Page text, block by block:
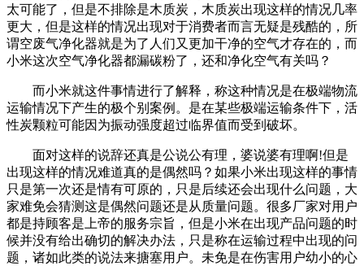
太可能了，但是不排除是木质炭，木质炭出现这样的情况几率
更大，但是这样的情况出现对于消费者而言无疑是残酷的，所
谓空废气净化器就是为了人们又更加干净的空气才存在的，而
小米这次空气净化器都漏碳粉了，还和净化空气有关吗？
而小米就这件事情进行了解释，称这种情况是在极端物流
运输情况下产生的极个别案例。是在某些极端运输条件下，活
性炭颗粒可能因为振动强度超过临界值而受到破坏。
面对这样的说辞还真是公说公有理，婆说婆有理啊!但是
出现这样的情况难道真的是偶然吗？如果小米出现这样的事情
只是第一次还是情有可原的，只是后续还会出现什么问题，大
家难免会猜测这是偶然问题还是从质量问题。很多厂家对用户
都是持顾客是上帝的服务宗旨，但是小米在出现产品问题的时
候并没有给出确切的解决办法，只是称在运输过程中出现的问
题，诸如此类的说法来搪塞用户。未免是在伤害用户幼小的心